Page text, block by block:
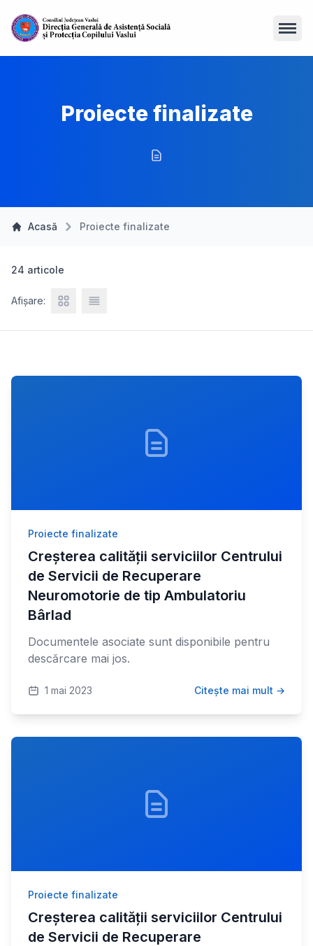
Proiecte finalizate
Acasă Proiecte finalizate
24 articole
Afișare:
Proiecte finalizate
Creșterea calității serviciilor Centrului
de Servicii de Recuperare
Neuromotorie de tip Ambulatoriu
Bârlad
Documentele asociate sunt disponibile pentru
descărcare mai jos.
1 mai 2023 Citește mai mult →
Proiecte finalizate
Creșterea calității serviciilor Centrului
de Servicii de Recuperare